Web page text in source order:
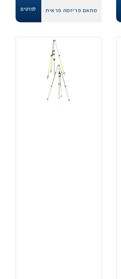
מתאם פריזמה פראית לפרטים